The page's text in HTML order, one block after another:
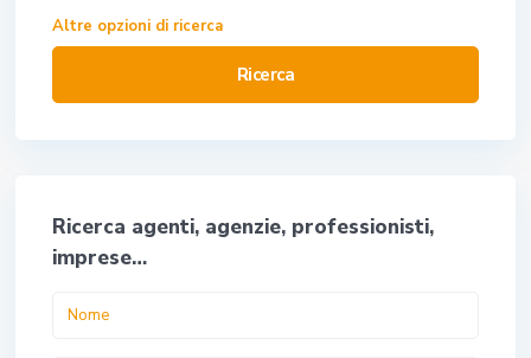
Altre opzioni di ricerca
Ricerca
Ricerca agenti, agenzie, professionisti,
imprese…